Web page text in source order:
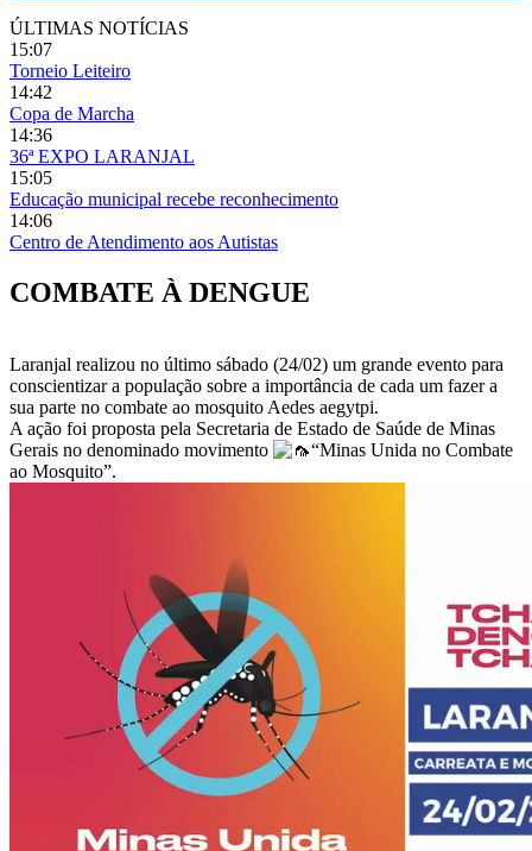
ÚLTIMAS NOTÍCIAS
15:07
Torneio Leiteiro
14:42
Copa de Marcha
14:36
36ª EXPO LARANJAL
15:05
Educação municipal recebe reconhecimento
14:06
Centro de Atendimento aos Autistas
COMBATE À DENGUE
Laranjal realizou no último sábado (24/02) um grande evento para
conscientizar a população sobre a importância de cada um fazer a
sua parte no combate ao mosquito Aedes aegytpi.
A ação foi proposta pela Secretaria de Estado de Saúde de Minas
Gerais no denominado movimento
“Minas Unida no Combate
ao Mosquito”.